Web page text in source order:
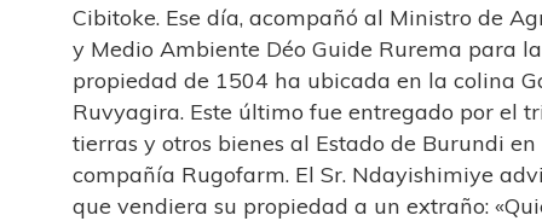
Cibitoke. Ese día, acompañó al Ministro de
y Medio Ambiente Déo Guide Rurema para
propiedad de 1504 ha ubicada en la colina
Ruvyagira. Este último fue entregado por el
tierras y otros bienes al Estado de Burundi
compañía Rugofarm. El Sr. Ndayishimiye
que vendiera su propiedad a un extraño: